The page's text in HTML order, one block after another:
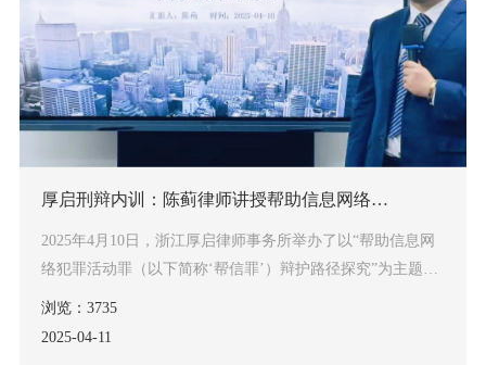
厚启刑辩内训：陈蓟律师讲授帮助信息网络犯罪活动罪辩护路径
2025年4月10日，浙江厚启律师事务所举办了以“帮助信息网
络犯罪活动罪（以下简称‘帮信罪’）辩护路径探究”为主题的
专业内训。本次培训由陈蓟律师主讲，结合实务案例与法律
浏览：3735
11
2025-04